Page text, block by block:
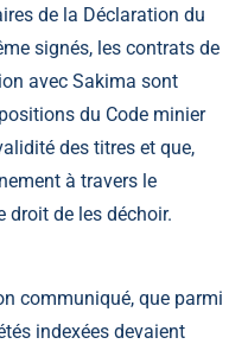
de la Déclaration du
signés, les contrats de
avec Sakima sont
du Code minier
des titres et que,
à travers le
droit de les déchoir.
communiqué, que parmi
indexées devaient